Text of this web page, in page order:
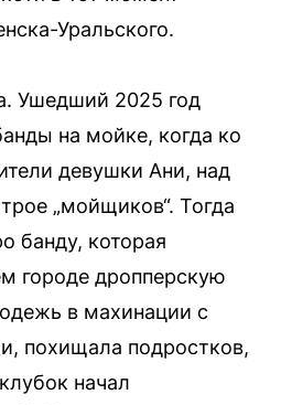
Уральского.
Ушедший 2025 год
на мойке, когда ко
девушки Ани, над
„мойщиков“. Тогда
банду, которая
городе дропперскую
в махинации с
похищала подростков,
начал